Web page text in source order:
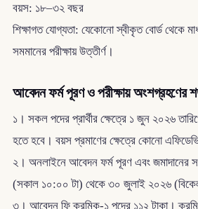
বয়স: ১৮–৩২ বছর
শিক্ষাগত যোগ্যতা: যেকোনো স্বীকৃত বোর্ড থেকে
সমমানের পরীক্ষায় উত্তীর্ণ।
আবেদন ফর্ম পূরণ ও পরীক্ষায় অংশগ্রহণের
১। সকল পদের প্রার্থীর ক্ষেত্রে ১ জুন ২০২৬
হতে হবে। বয়স প্রমাণের ক্ষেত্রে কোনো
২। অনলাইনে আবেদন ফর্ম পূরণ এবং জমাদানের
(সকাল ১০:০০ টা) থেকে ৩০ জুলাই ২০২৬
৩। আবেদন ফি ক্রমিক-১ পদের ১১২ টাকা।